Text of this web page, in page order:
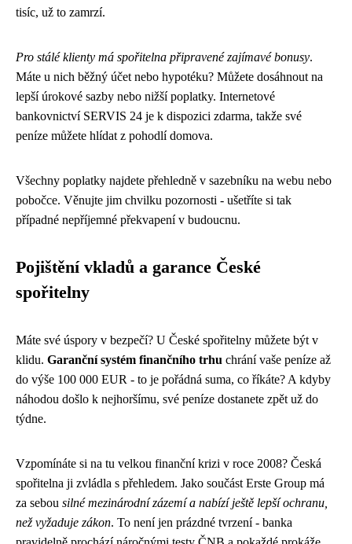
tisíc, už to zamrzí.
Pro stálé klienty má spořitelna připravené zajímavé bonusy.
Máte u nich běžný účet nebo hypotéku? Můžete dosáhnout na
lepší úrokové sazby nebo nižší poplatky. Internetové
bankovnictví SERVIS 24 je k dispozici zdarma, takže své
peníze můžete hlídat z pohodlí domova.
Všechny poplatky najdete přehledně v sazebníku na webu nebo
pobočce. Věnujte jim chvilku pozornosti - ušetříte si tak
případné nepříjemné překvapení v budoucnu.
Pojištění vkladů a garance České
spořitelny
Máte své úspory v bezpečí? U České spořitelny můžete být v
klidu. Garanční systém finančního trhu chrání vaše peníze až
do výše 100 000 EUR - to je pořádná suma, co říkáte? A kdyby
náhodou došlo k nejhoršímu, své peníze dostanete zpět už do
týdne.
Vzpomínáte si na tu velkou finanční krizi v roce 2008? Česká
spořitelna ji zvládla s přehledem. Jako součást Erste Group má
za sebou silné mezinárodní zázemí a nabízí ještě lepší ochranu,
než vyžaduje zákon. To není jen prázdné tvrzení - banka